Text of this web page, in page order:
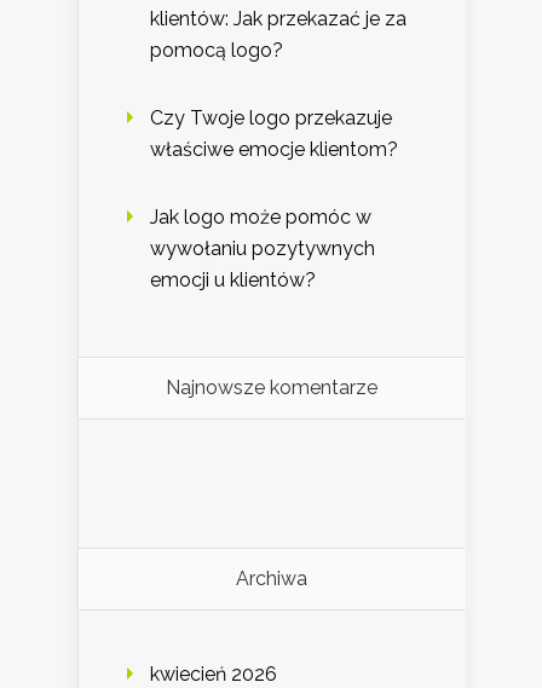
klientów: Jak przekazać je za
pomocą logo?
Czy Twoje logo przekazuje
właściwe emocje klientom?
Jak logo może pomóc w
wywołaniu pozytywnych
emocji u klientów?
Najnowsze komentarze
Archiwa
kwiecień 2026